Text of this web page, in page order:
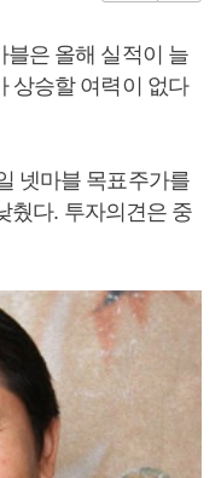
블은 올해 실적이 늘
상승할 여력이 없다
넷마블 목표주가를
췄다. 투자의견은 중